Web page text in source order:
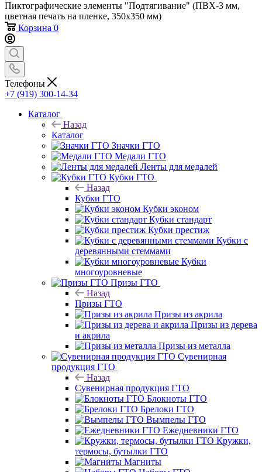
Пиктографические элементы "Подтягивание" (ПВХ-3 мм,
цветная печать на пленке, 350х350 мм)
Корзина 0
Телефоны
+7 (919) 300-14-34
Каталог
Назад
Каталог
Значки ГТО
Медали ГТО
Ленты для медалей
Кубки ГТО
Назад
Кубки ГТО
Кубки эконом
Кубки стандарт
Кубки престиж
Кубки с
деревянными стеммами
Кубки
многоуровневые
Призы ГТО
Назад
Призы ГТО
Призы из акрила
Призы из дерева
и акрила
Призы из металла
Сувенирная
продукция ГТО
Назад
Сувенирная продукция ГТО
Блокноты ГТО
Брелоки ГТО
Вымпелы ГТО
Ежедневники ГТО
Кружки,
термосы, бутылки ГТО
Магниты